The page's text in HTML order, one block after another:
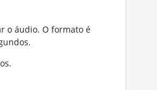
o áudio. O formato é